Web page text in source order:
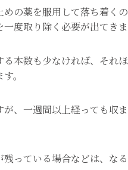
の薬を服用して落ち着く
度取り除く必要が出てきま
本数も少なければ、それ
。
、一週間以上経っても収
っている場合などは、な